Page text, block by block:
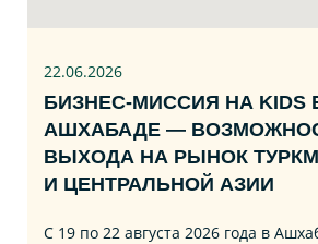
22.06.2026
БИЗНЕС‑МИССИЯ НА KIDS
АШХАБАДЕ —
ВЫХОДА НА РЫНОК
И ЦЕНТРАЛЬНОЙ АЗИИ
С 19 по 22 августа 2026 года в